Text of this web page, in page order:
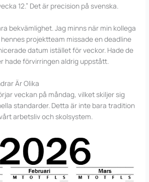
12.” Det är precision på svenska.
bekvämlighet. Jag minns när min kollega
projektteam missade en deadline
datum istället för veckor. Hade de
hade förvirringen aldrig uppstått.
Är Olika
veckan på måndag, vilket skiljer sig
standarder. Detta är inte bara tradition
arbetsliv och skolsystem.